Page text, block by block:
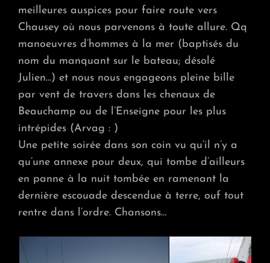
meilleures auspices pour faire route vers
Chausey où nous parvenons à toute allure. Qq
manoeuvres d’hommes à la mer (baptisés du
nom du manquant sur le bateau; désolé
Julien…) et nous nous engageons pleine bille
par vent de travers dans les chenaux de
Beauchamp ou de l’Enseigne pour les plus
intrépides (Arvag : )
Une petite soirée dans son coin vu qu’il n’y a
qu’une annexe pour deux, qui tombe d’ailleurs
en panne à la nuit tombée en ramenant la
dernière escouade descendue à terre, ouf tout
rentre dans l’ordre. Chansons…